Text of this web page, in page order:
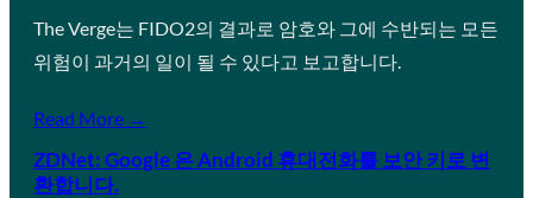
The Verge는 FIDO2의 결과로 암호와 그에 수반되는 모든
위험이 과거의 일이 될 수 있다고 보고합니다.
Read More →
ZDNet: Google 은 Android 휴대전화를 보안 키로 변
환합니다.